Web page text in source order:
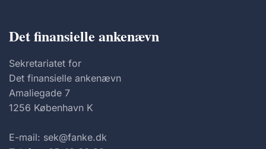
Det finansielle ankenævn
Sekretariatet for
Det finansielle ankenævn
Amaliegade 7
1256 København K
E-mail: sek@fanke.dk